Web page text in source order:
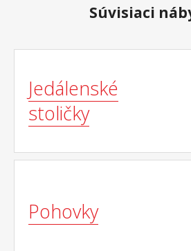
Súvisiaci
Jedálenské
stoličky
Pohovky